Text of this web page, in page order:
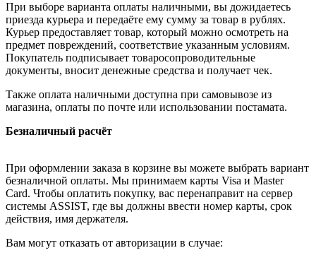
При выборе варианта оплаты наличными, вы дожидаетесь
приезда курьера и передаёте ему сумму за товар в рублях.
Курьер предоставляет товар, который можно осмотреть на
предмет повреждений, соответствие указанным условиям.
Покупатель подписывает товаросопроводительные
документы, вносит денежные средства и получает чек.
Также оплата наличными доступна при самовывозе из
магазина, оплаты по почте или использовании постамата.
Безналичный расчёт
При оформлении заказа в корзине вы можете выбрать вариант
безналичной оплаты. Мы принимаем карты Visa и Master
Card. Чтобы оплатить покупку, вас перенаправит на сервер
системы ASSIST, где вы должны ввести номер карты, срок
действия, имя держателя.
Вам могут отказать от авторизации в случае: